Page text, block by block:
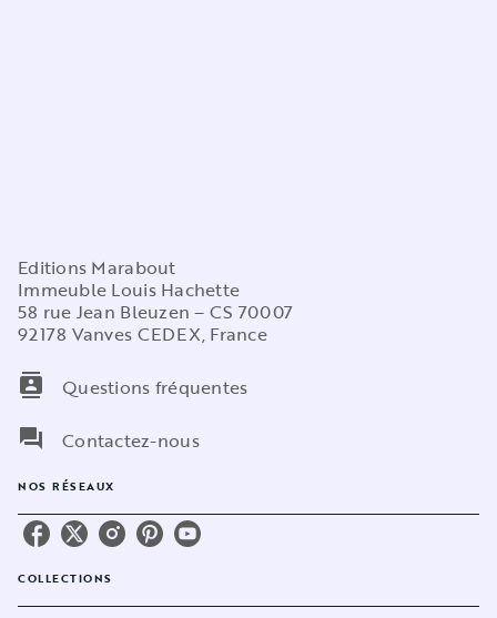
Editions Marabout
Immeuble Louis Hachette
58 rue Jean Bleuzen – CS 70007
92178 Vanves CEDEX, France
contacts
Questions fréquentes
question_answer
Contactez-nous
NOS RÉSEAUX
COLLECTIONS